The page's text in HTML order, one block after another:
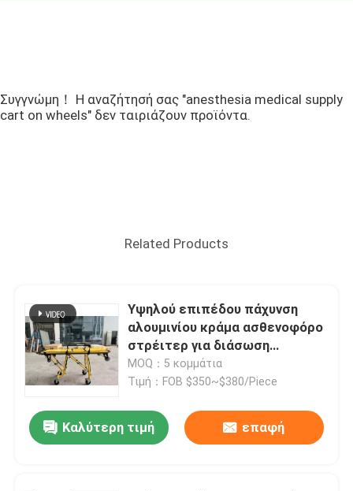
Συγγνώμη！ Η αναζήτησή σας "anesthesia medical supply
cart on wheels" δεν ταιριάζουν προϊόντα.
Related Products
Υψηλού επιπέδου πάχυνση
αλουμινίου κράμα ασθενοφόρο
στρέιτερ για διάσωση
έκτακτης ανάγκης με
ρυθμιζόμενο ύψος
νοσοκομειακή χρήση
MOQ：5 κομμάτια
Τιμή：FOB $350~$380/Piece
Καλύτερη τιμή επαφή